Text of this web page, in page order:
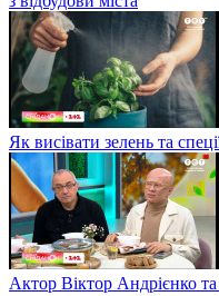
Як висівати зелень та
Актор Віктор Андрієнко